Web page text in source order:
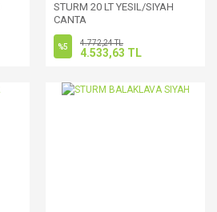
STURM 20 LT YESIL/SIYAH
CANTA
%5 4.772,24 TL
4.533,63 TL